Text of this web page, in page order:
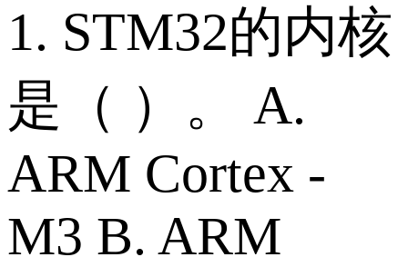
1. STM32的内核
是（ ）。 A.
ARM Cortex -
M3 B. ARM